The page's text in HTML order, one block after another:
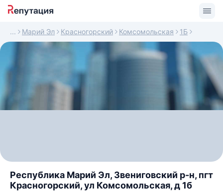
Марий Эл Красногорский Комсомольская 1Б
Республика Марий Эл, Звениговский р-н, пгт
Красногорский, ул Комсомольская, д 1б